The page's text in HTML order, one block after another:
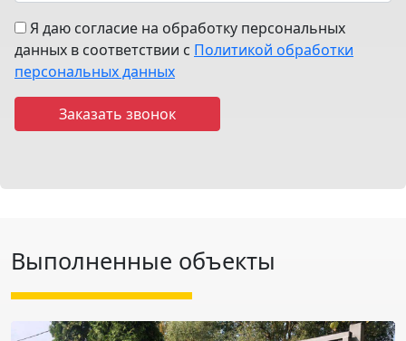
Я даю согласие на обработку персональных
данных в соответствии с Политикой обработки
персональных данных
Выполненные объекты